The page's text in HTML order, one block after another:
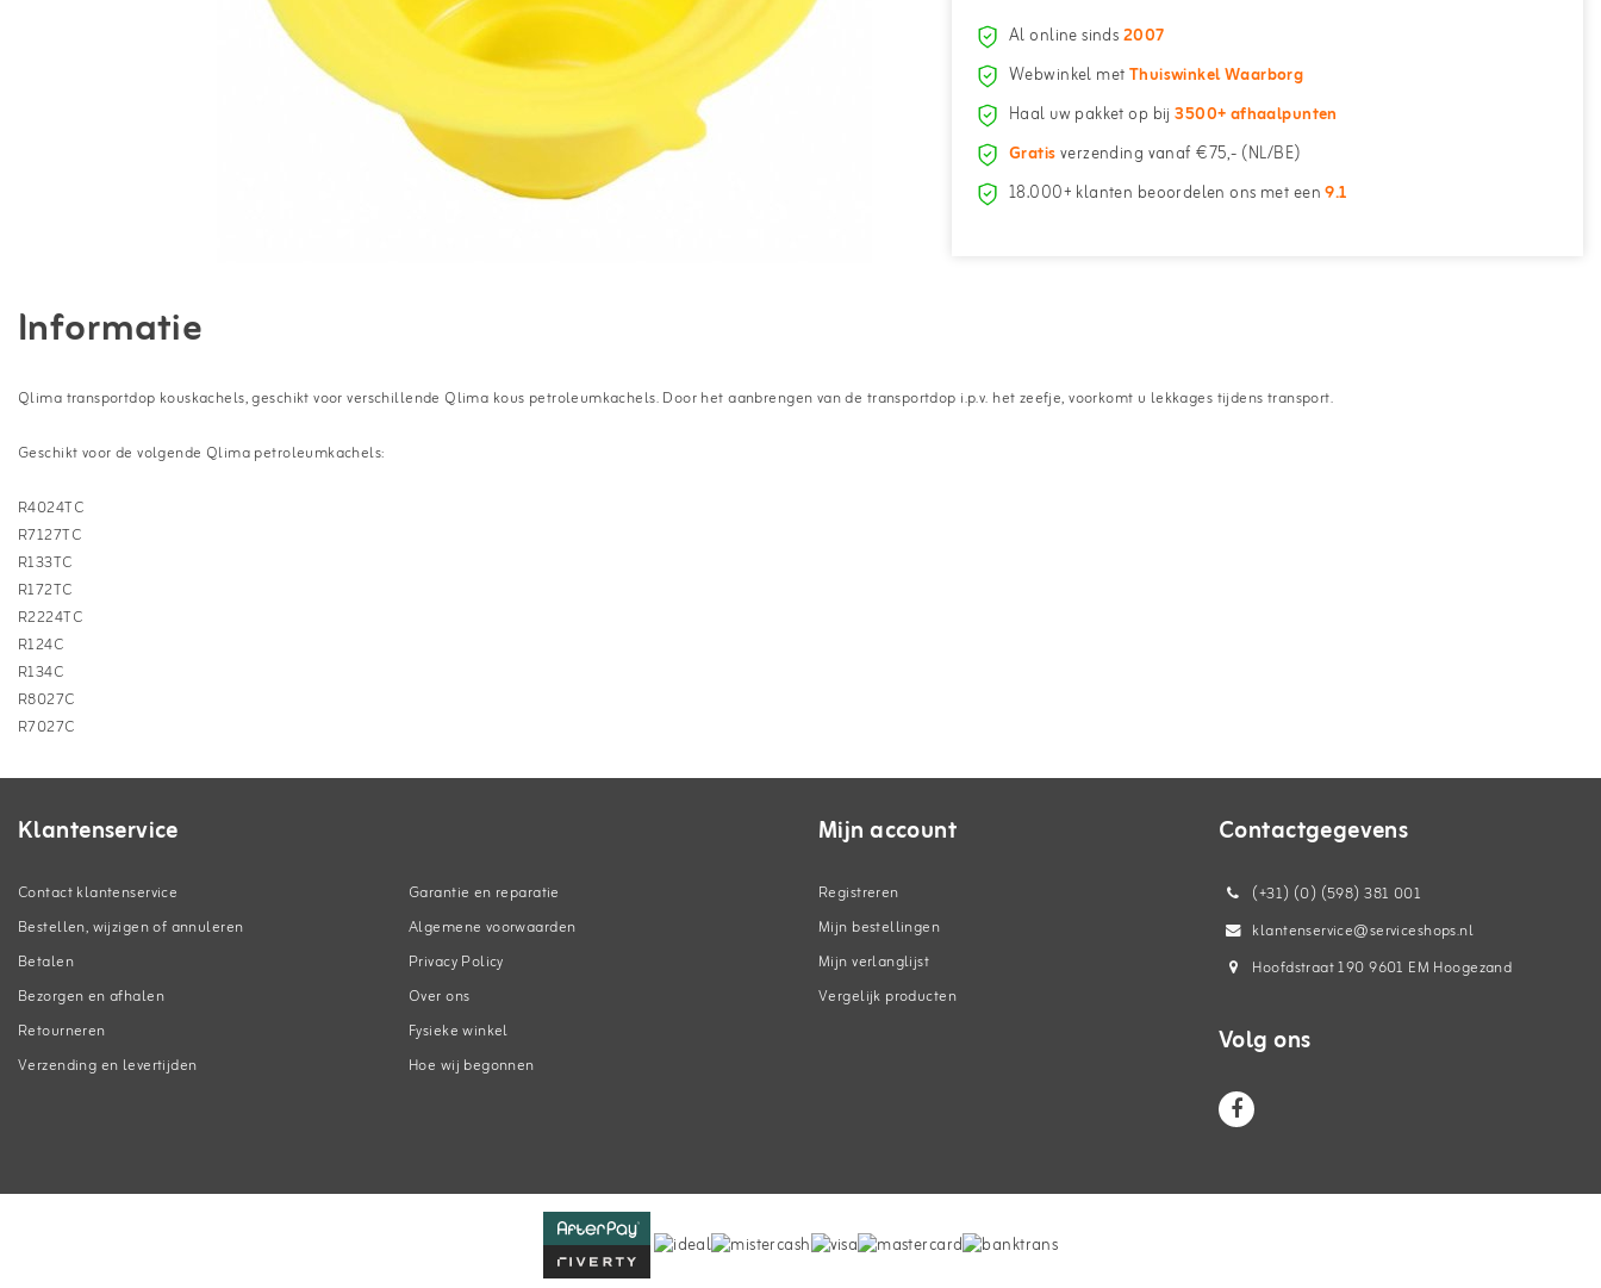
Al online sinds2007
Webwinkel metThuiswinkel Waarborg
Haal uw pakket op bij3500+ afhaalpunten
Gratisverzending vanaf €75,- (NL/BE)
18.000+ klanten beoordelen ons met een9.1
Informatie
Qlima transportdop kouskachels, geschikt voor verschillende Qlima kous petroleumkachels. Door het aanbrengen van de transportdop i.p.v. het zeefje, voorkomt u lekkages tijdens transport.
Geschikt voor de volgende Qlima petroleumkachels:
R4024TC
R7127TC
R133TC
R172TC
R2224TC
R124C
R134C
R8027C
R7027C
Klantenservice
Contact klantenservice
Bestellen, wijzigen of annuleren
Betalen
Bezorgen en afhalen
Retourneren
Verzending en levertijden
Garantie en reparatie
Algemene voorwaarden
Privacy Policy
Over ons
Fysieke winkel
Hoe wij begonnen
Mijn account
Registreren
Mijn bestellingen
Mijn verlanglijst
Vergelijk producten
Contactgegevens
(+31) (0) (598) 381 001
klantenservice@serviceshops.nl
Hoofdstraat 190 9601 EM Hoogezand
Volg ons